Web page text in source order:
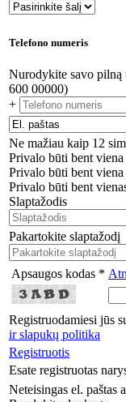
Telefono numeris
Nurodykite savo pilną
600 00000)
+
Ne mažiau kaip 12
Privalo būti bent
Privalo būti bent
Privalo būti bent
Slaptažodis
Pakartokite slaptažodį
Apsaugos kodas *
Registruodamiesi jūs
ir slapukų politika
Registruotis
Esate registruotas
Neteisingas el. paštas